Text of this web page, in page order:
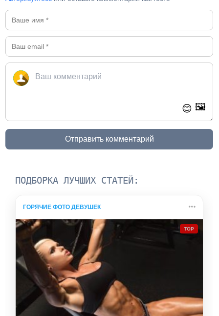
😊 🖼️
Отправить комментарий
ПОДБОРКА ЛУЧШИХ СТАТЕЙ:
ГОРЯЧИЕ ФОТО ДЕВУШЕК
TOP